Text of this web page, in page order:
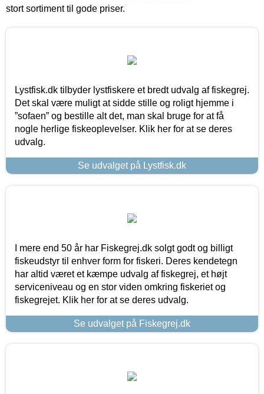
stort sortiment til gode priser.
Lystfisk.dk tilbyder lystfiskere et bredt udvalg af fiskegrej.
Det skal være muligt at sidde stille og roligt hjemme i
”sofaen” og bestille alt det, man skal bruge for at få
nogle herlige fiskeoplevelser. Klik her for at se deres
udvalg.
Se udvalget på Lystfisk.dk
I mere end 50 år har Fiskegrej.dk solgt godt og billigt
fiskeudstyr til enhver form for fiskeri. Deres kendetegn
har altid været et kæmpe udvalg af fiskegrej, et højt
serviceniveau og en stor viden omkring fiskeriet og
fiskegrejet. Klik her for at se deres udvalg.
Se udvalget på Fiskegrej.dk